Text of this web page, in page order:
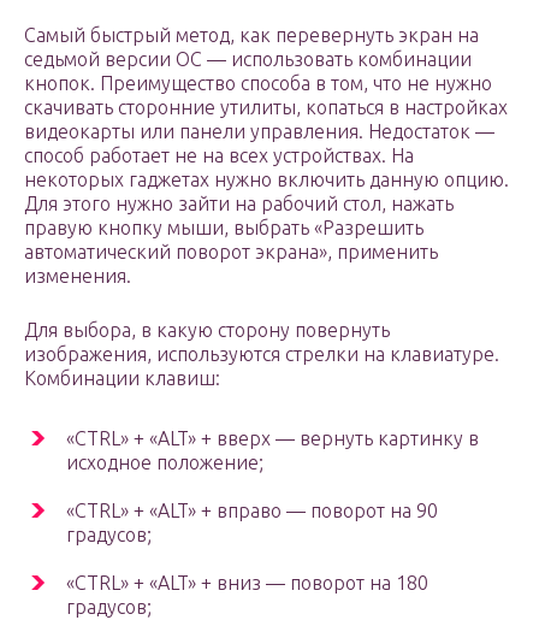
Самый быстрый метод, как перевернуть экран на
седьмой версии ОС — использовать комбинации
кнопок. Преимущество способа в том, что не нужно
скачивать сторонние утилиты, копаться в настройках
видеокарты или панели управления. Недостаток —
способ работает не на всех устройствах. На
некоторых гаджетах нужно включить данную опцию.
Для этого нужно зайти на рабочий стол, нажать
правую кнопку мыши, выбрать «Разрешить
автоматический поворот экрана», применить
изменения.
Для выбора, в какую сторону повернуть
изображения, используются стрелки на клавиатуре.
Комбинации клавиш:
«CTRL» + «ALT» + вверх — вернуть картинку в
исходное положение;
«CTRL» + «ALT» + вправо — поворот на 90
градусов;
«CTRL» + «ALT» + вниз — поворот на 180
градусов;